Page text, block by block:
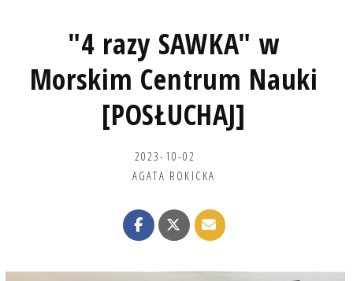
"4 razy SAWKA" w
Morskim Centrum Nauki
[POSŁUCHAJ]
2023-10-02
AGATA ROKICKA